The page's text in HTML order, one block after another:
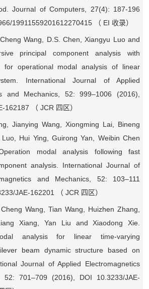
Journal of Computers, 27(4): 187-196
19911559201612270415
（ EI 收录）
Wang, D.S. Chen, Xiangyu Luo and
principal component analysis with
for operational modal analysis of linear
International Journal of Applied
and Mechanics, 52: 999–1006 (2016),
162187
（ JCR 四区）
Jianying Wang, Xiongming Lai, Bineng
Hui Ying, Guirong Yan, Weibin Chen
modal analysis following fast
analysis. International Journal of
and Mechanics, 52: 103–111
JAE-162201
（ JCR 四区）
Wang, Tian Wang, Huizhen Zhang,
Xiang, Yan Liu and Xiaodong Xie.
analysis for linear time-varying
beam dynamic structure based on
Journal of Applied Electromagnetics
52: 701–709 (2016), DOI 10.3233/JAE-